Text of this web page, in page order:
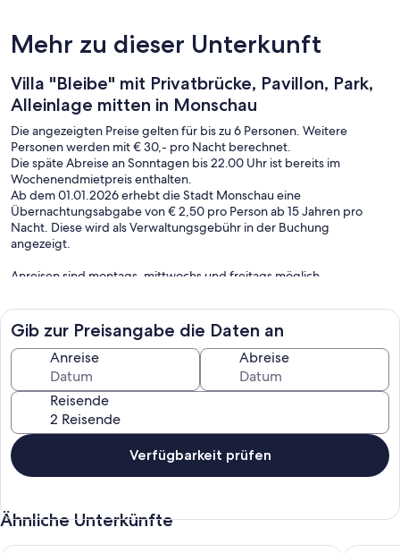
Mehr zu dieser Unterkunft
Villa "Bleibe" mit Privatbrücke, Pavillon, Park,
Alleinlage mitten in Monschau
Die angezeigten Preise gelten für bis zu 6 Personen. Weitere
Personen werden mit € 30,- pro Nacht berechnet.
Die späte Abreise an Sonntagen bis 22.00 Uhr ist bereits im
Wochenendmietpreis enthalten.
Ab dem 01.01.2026 erhebt die Stadt Monschau eine
Übernachtungsabgabe von € 2,50 pro Person ab 15 Jahren pro
Nacht. Diese wird als Verwaltungsgebühr in der Buchung
angezeigt.
Anreisen sind montags, mittwochs und freitags möglich.
Die Villa "Bleibe" verfügt über fünf Schlafzimmer, vier Badezimmer,
ein großes Wohnzimmer, Loungebereich mit zusätzlicher
Schlafmöglichkeit für zwei Personen, Esszimmer, Küche und
angrenzende Terrasse mit Grill. Maximale Personenzahl 12.
Der 2000 qm große, parkähnliche Garten mit Teich und Zugang
zum Fluss (Fliegenfischen) bietet unterschiedlichste Bereiche und
Ebenen mit diversen Sitzmöglichkeiten.
Der auf dem Grundstück befindliche Barockpavillon stammt aus
dem Jahre 1760. Er fungierte als Gartenhaus der auf dieser
Die Parkplatzsituation ist in der Monschauer Altstadt sehr
davor zwei bis drei Stellplätze in 150 m Entfernung kostenfrei zur
Gib zur Preisangabe die Daten an
Anreise Abreise
Reisende
Verfügbarkeit prüfen
Ähnliche Unterkünfte